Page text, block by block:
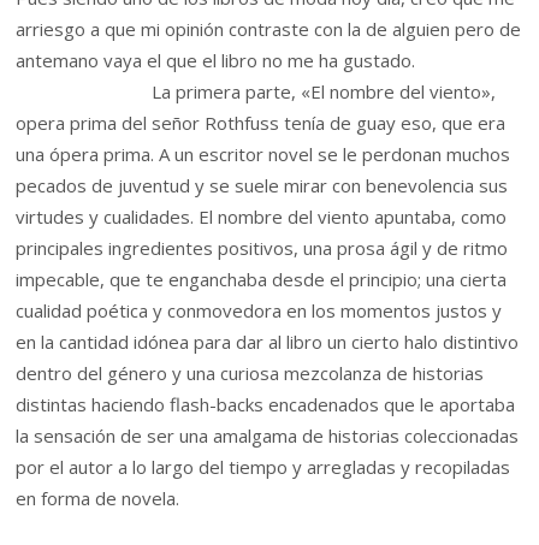
arriesgo a que mi opinión contraste con la de alguien pero de
antemano vaya el que el libro no me ha gustado.
La primera parte, «El nombre del viento»,
opera prima del señor Rothfuss tenía de guay eso, que era
una ópera prima. A un escritor novel se le perdonan muchos
pecados de juventud y se suele mirar con benevolencia sus
virtudes y cualidades. El nombre del viento apuntaba, como
principales ingredientes positivos, una prosa ágil y de ritmo
impecable, que te enganchaba desde el principio; una cierta
cualidad poética y conmovedora en los momentos justos y
en la cantidad idónea para dar al libro un cierto halo distintivo
dentro del género y una curiosa mezcolanza de historias
distintas haciendo flash-backs encadenados que le aportaba
la sensación de ser una amalgama de historias coleccionadas
por el autor a lo largo del tiempo y arregladas y recopiladas
en forma de novela.